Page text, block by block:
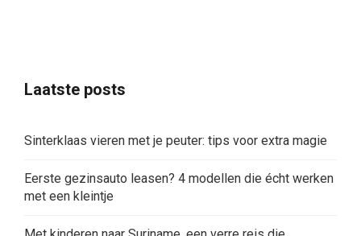
Laatste posts
Sinterklaas vieren met je peuter: tips voor extra magie
Eerste gezinsauto leasen? 4 modellen die écht werken
met een kleintje